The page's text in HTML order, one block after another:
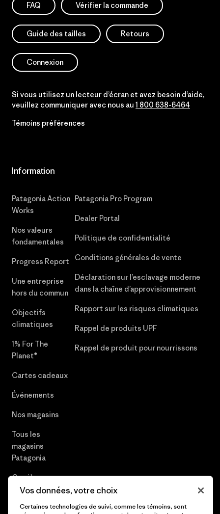
FAQ Vérifier la commande
Guide des tailles Retours
Connexion
Si vous utilisez un lecteur d’écran et avez besoin d’aide,
veuillez communiquer avec nous au 1 800 638-6464
Témoins préférences
Information
Patagonia Action
Works
Nos valeurs
fondamentales
Progress Report
Une entreprise
hors du commun
Objectifs
climatiques
1% For The
Planet®
Cartes cadeaux
Événements
Nos magasins
Tous les
magasins
Patagonia
Carrières
Patagonia Pro Program
Dealer Portal
Politique de confidentialité
Conditions générales de vente
Déclaration sur l’esclavage moderne
dans la chaîne d’approvisionnement
Rapport sur les risques climatiques
Rappel de produits UPF
Rappel de produit pour nourrissons
Vos données, votre choix
Certaines technologies de suivi, comme les témoins, sont